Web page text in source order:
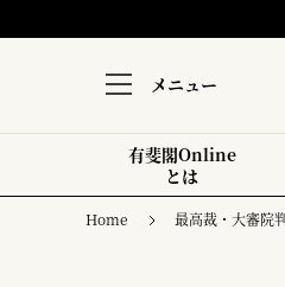
メニュー
有斐閣Online
とは
Home 最高裁・大審院